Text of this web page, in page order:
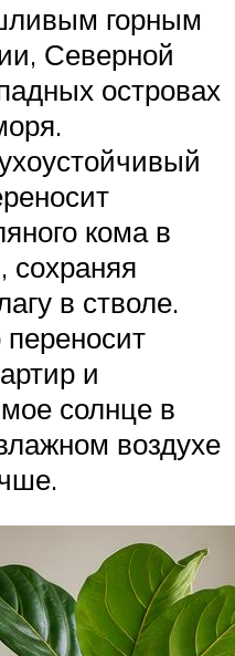
горным
Северной
островах
кома в
сохраняя
в стволе.
и
солнце в
воздухе